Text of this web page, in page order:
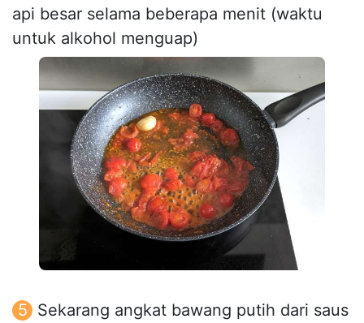
api besar selama beberapa menit (waktu
untuk alkohol menguap)
Sekarang angkat bawang putih dari saus